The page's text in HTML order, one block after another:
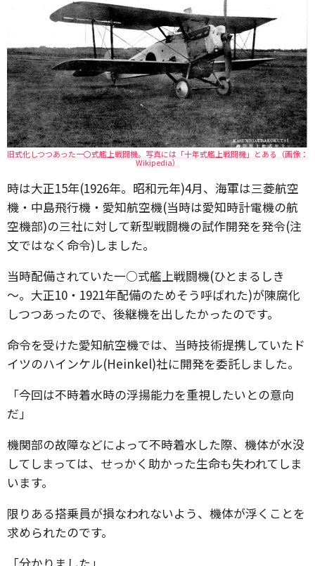
旧式化しつつあった一〇式艦上戦闘機。写真には「十年式艦上戦闘機」とある（画像：
Wikipedia）
時は大正15年(1926年。昭和元年)4月、海軍は三菱航空
機・中島飛行機・愛知航空機(当時は愛知時計電機の航
空機部)の三社に対して新型戦闘機の試作開発を発令(注
文ではなく命令)しました。
当時配備されていた一○式艦上戦闘機(ひとまるしき
～。大正10・1921年配備のためそう呼ばれた)が陳腐化
しつつあったので、後継機を出したかったのです。
命令を受けた愛知航空機では、当時技術提携していたド
イツのハインケル(Heinkel)社に開発を委託しました。
「今回は不時着水時の浮揚能力を重視したいとの意向
だ」
機関部の故障などによって不時着水した際、機体が水没
してしまっては、せっかく助かった生命も失われてしま
います。
限りある搭乗員が損なわれないよう、機体が浮くことを
求められたのです。